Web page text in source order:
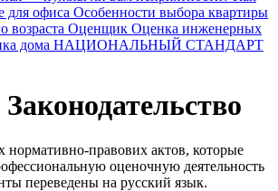
для офиса Особенности выбора квартиры
возраста Оценщик Оценка инженерных
дома НАЦИОНАЛЬНЫЙ СТАНДАРТ
Законодательство
нормативно-правових актов, которые
оценочную деятельность
переведены на русский язык.